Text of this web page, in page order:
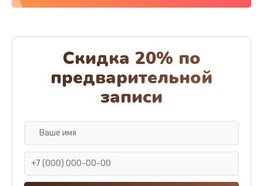
Скидка 20% по
предварительной
записи